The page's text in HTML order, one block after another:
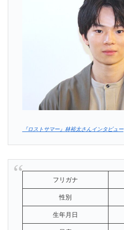
『ロストサマー』林裕太さんインタビュー
フリガナ
性別
生年月日